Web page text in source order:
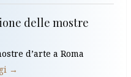
delle mostre
d’arte a Roma
→